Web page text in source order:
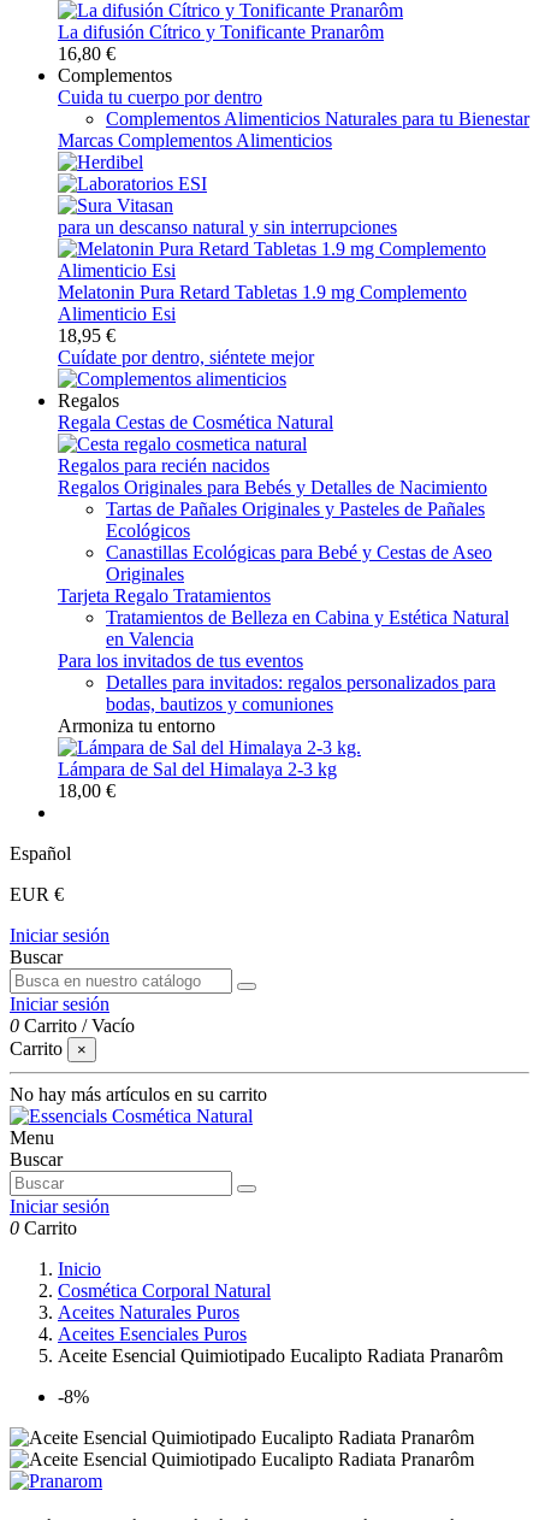
La difusión Cítrico y Tonificante Pranarôm
16,80 €
Complementos
Cuida tu cuerpo por dentro
Complementos Alimenticios Naturales para tu Bienestar
Marcas Complementos Alimenticios
para un descanso natural y sin interrupciones
Melatonin Pura Retard Tabletas 1.9 mg Complemento
Alimenticio Esi
18,95 €
Cuídate por dentro, siéntete mejor
Regalos
Regala Cestas de Cosmética Natural
Regalos para recién nacidos
Regalos Originales para Bebés y Detalles de Nacimiento
Tartas de Pañales Originales y Pasteles de Pañales
Ecológicos
Canastillas Ecológicas para Bebé y Cestas de Aseo
Originales
Tarjeta Regalo Tratamientos
Tratamientos de Belleza en Cabina y Estética Natural
en Valencia
Para los invitados de tus eventos
Detalles para invitados: regalos personalizados para
bodas, bautizos y comuniones
Armoniza tu entorno
Lámpara de Sal del Himalaya 2-3 kg
18,00 €
Español
EUR €
Iniciar sesión
Buscar
Iniciar sesión
0 Carrito /Vacío
Carrito
×
No hay más artículos en su carrito
Menu
Buscar
Iniciar sesión
0 Carrito
Inicio
Cosmética Corporal Natural
Aceites Naturales Puros
Aceites Esenciales Puros
Aceite Esencial Quimiotipado Eucalipto Radiata Pranarôm
-8%